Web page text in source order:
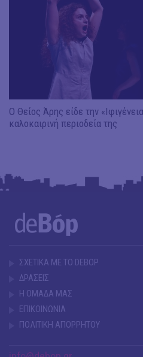
Ο Θείος Άρης είδε την
καλοκαιρινή περιοδεία της
ΣΧΕΤΙΚΑ ΜΕ ΤΟ DEBOP
ΔΡΑΣΕΙΣ
Η ΟΜΑΔΑ ΜΑΣ
ΕΠΙΚΟΙΝΩΝΙΑ
ΠΟΛΙΤΙΚΗ ΑΠΟΡΡΗΤΟΥ